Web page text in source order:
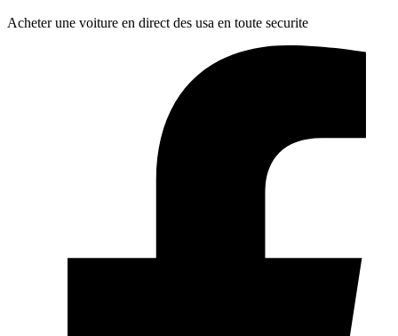
Acheter une voiture en direct des usa en toute securite